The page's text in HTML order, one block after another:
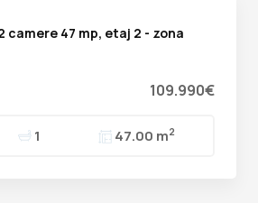
camere 47 mp, etaj 2 - zona
109.990€
1 47.00 m2